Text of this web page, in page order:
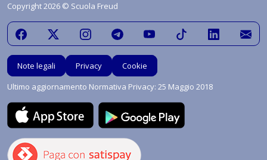
Copyright 2026 © Scuola Freud
Note legali Privacy
Cookie
Ultimo aggiornamento Normativa Privacy: 25 Maggio 2018